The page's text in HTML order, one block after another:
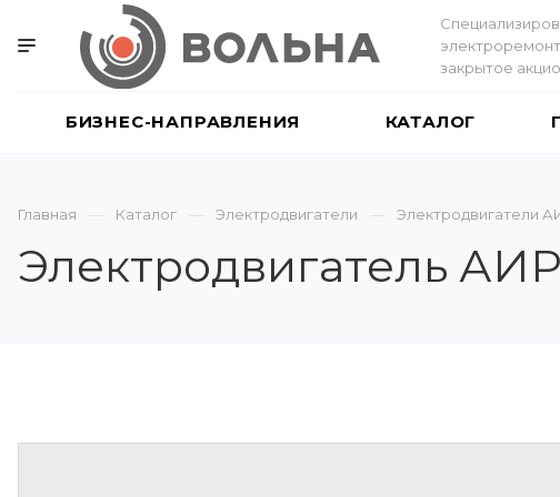
закрытое
БИЗНЕС-НАПРАВЛЕНИЯ КАТАЛОГ
Главная Каталог Электродвигатели Электродвигатели
Электродвигатель